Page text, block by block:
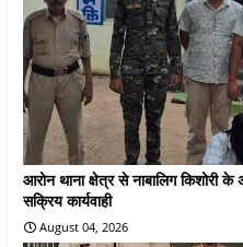
आरोन थाना क्षेत्र से नाबालिग किशोरी
सक्रिय कार्यवाही
August 04, 2026